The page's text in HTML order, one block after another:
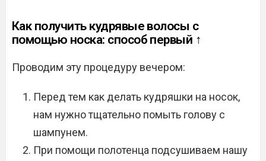
Как получить кудрявые волосы с
помощью носка: способ первый ↑
Проводим эту процедуру вечером:
Перед тем как делать кудряшки на носок,
нам нужно тщательно помыть голову с
шампунем.
При помощи полотенца подсушиваем нашу